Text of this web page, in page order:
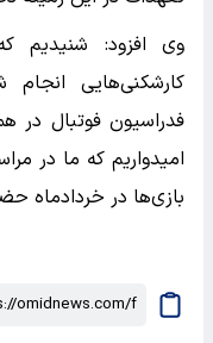
وی افزود:
کارشکنی‌هایی انجام
فدراسیون فوتبال در
امیدواریم که ما در
بازی‌ها در خردادماه